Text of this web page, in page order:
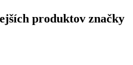
produktov značky